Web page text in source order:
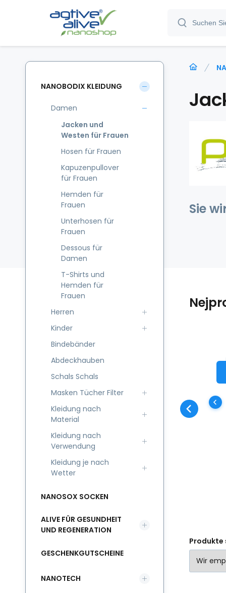
Sie
Produkte
NANOBODIX KLEIDUNG
Damen
Jacken und
Westen für Frauen
Hosen für Frauen
Kapuzenpullover
für Frauen
Hemden für
Frauen
Unterhosen für
Frauen
Dessous für
Damen
T-Shirts und
Hemden für
Frauen
Herren
Kinder
Bindebänder
Abdeckhauben
Schals Schals
Masken Tücher Filter
Kleidung nach
Material
Kleidung nach
Verwendung
Kleidung je nach
Wetter
NANOSOX SOCKEN
ALIVE FÜR GESUNDHEIT
UND REGENERATION
GESCHENKGUTSCHEINE
NANOTECH